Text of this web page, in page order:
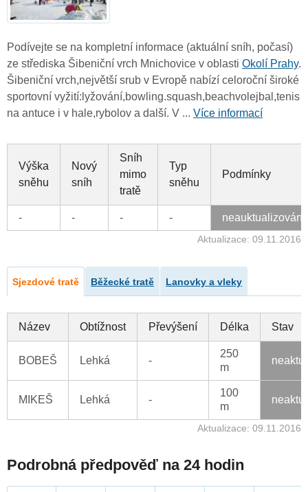
Podívejte se na kompletní informace (aktuální sníh, počasí)
ze střediska Šibeniční vrch Mnichovice v oblasti Okolí Prahy.
Šibeniční vrch,největší srub v Evropě nabízí celoroční široké
sportovní vyžití:lyžování,bowling.squash,beachvolejbal,tenis
na antuce i v hale,rybolov a další. V ... Více informací
Výška
sněhu
Nový
sníh
Sníh
mimo
tratě
Typ
sněhu
Podmínky
- - - - neauktualizováno
Aktualizace: 09.11.2016
Sjezdové tratě Běžecké tratě Lanovky a vleky
Název Obtížnost Převýšení Délka Stav
BOBEŠ Lehká -
250
m
MIKEŠ Lehká -
100
m
Aktualizace: 09.11.2016
Podrobná předpověď na 24 hodin